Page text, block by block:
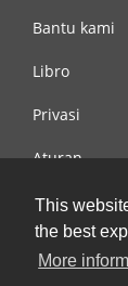
This
the best
More
Bantu kami
Libro
Privasi
Aturan
Hubungi